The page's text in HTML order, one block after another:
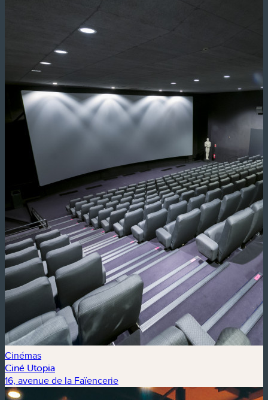
Cinémas
Ciné Utopia
16, avenue de la Faïencerie